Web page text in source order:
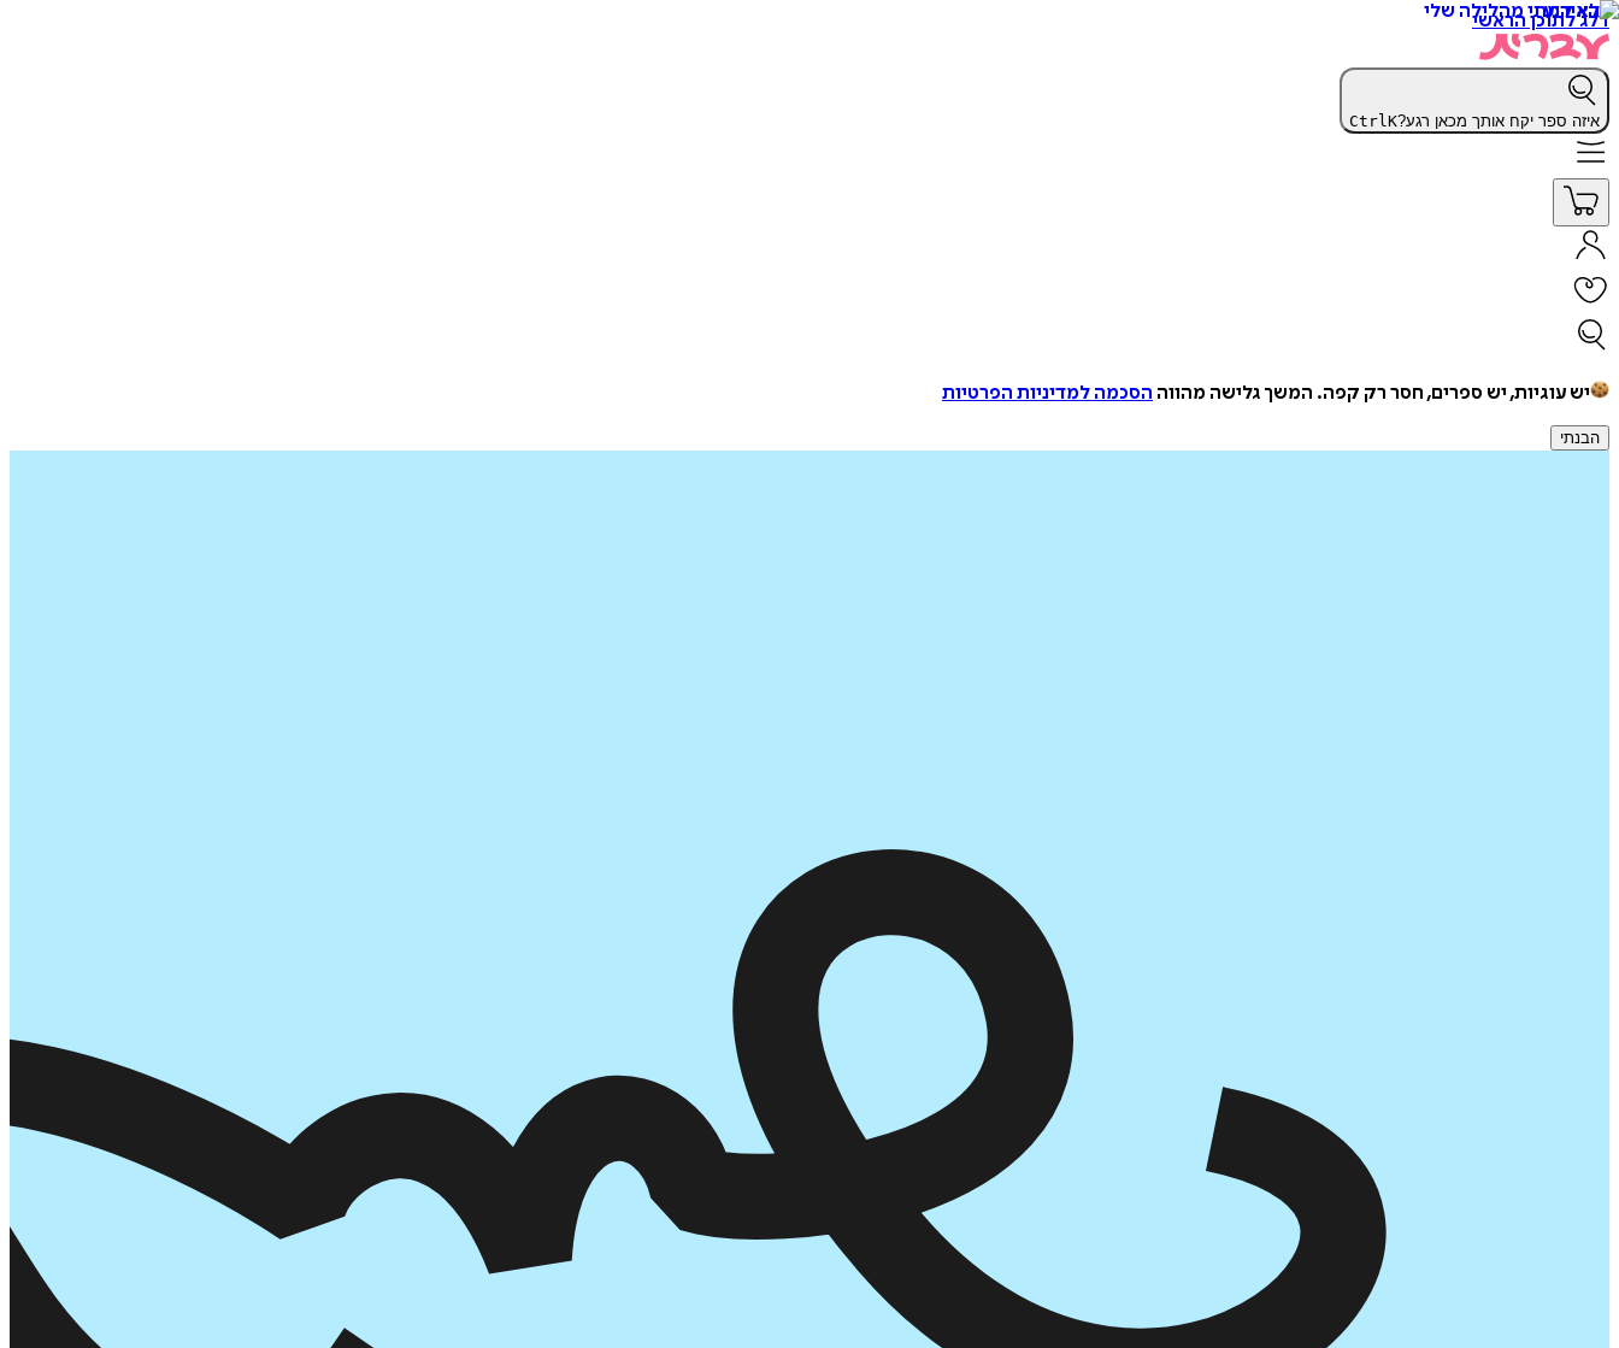
דלג לתוכן הראשי
איזה ספר יקח אותך מכאן רגע? CtrlK
יש עוגיות, יש ספרים, חסר רק קפה. המשך גלישה מהווה הסכמה למדיניות הפרטיות
הבנתי